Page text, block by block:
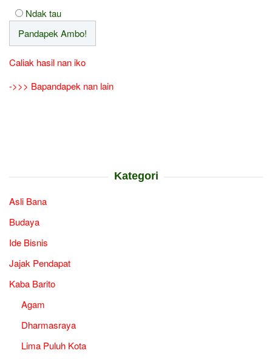
Ndak tau
Caliak hasil nan iko
->>> Bapandapek nan lain
Kategori
Asli Bana
Budaya
Ide Bisnis
Jajak Pendapat
Kaba Barito
Agam
Dharmasraya
Lima Puluh Kota